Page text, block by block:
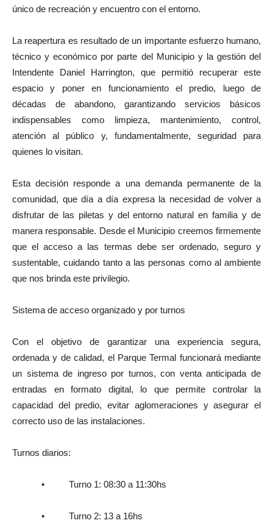
único de recreación y encuentro con el entorno.
La reapertura es resultado de un importante esfuerzo humano,
técnico y económico por parte del Municipio y la gestión del
Intendente Daniel Harrington, que permitió recuperar este
espacio y poner en funcionamiento el predio, luego de
décadas de abandono, garantizando servicios básicos
indispensables como limpieza, mantenimiento, control,
atención al público y, fundamentalmente, seguridad para
quienes lo visitan.
Esta decisión responde a una demanda permanente de la
comunidad, que día a día expresa la necesidad de volver a
disfrutar de las piletas y del entorno natural en familia y de
manera responsable. Desde el Municipio creemos firmemente
que el acceso a las termas debe ser ordenado, seguro y
sustentable, cuidando tanto a las personas como al ambiente
que nos brinda este privilegio.
Sistema de acceso organizado y por turnos
Con el objetivo de garantizar una experiencia segura,
ordenada y de calidad, el Parque Termal funcionará mediante
un sistema de ingreso por turnos, con venta anticipada de
entradas en formato digital, lo que permite controlar la
capacidad del predio, evitar aglomeraciones y asegurar el
correcto uso de las instalaciones.
Turnos diarios:
• Turno 1: 08:30 a 11:30hs
• Turno 2: 13 a 16hs